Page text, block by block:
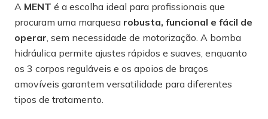
A MENT é a escolha ideal para profissionais que
procuram uma marquesa robusta, funcional e fácil de
operar, sem necessidade de motorização. A bomba
hidráulica permite ajustes rápidos e suaves, enquanto
os 3 corpos reguláveis e os apoios de braços
amovíveis garantem versatilidade para diferentes
tipos de tratamento.